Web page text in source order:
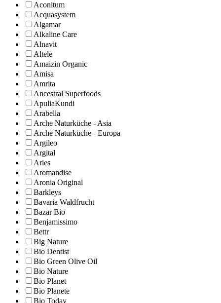
Aconitum
Acquasystem
Algamar
Alkaline Care
Alnavit
Altele
Amaizin Organic
Amisa
Amrita
Ancestral Superfoods
ApuliaKundi
Arabella
Arche Naturküche - Asia
Arche Naturküche - Europa
Argileo
Argital
Aries
Aromandise
Aronia Original
Barkleys
Bavaria Waldfrucht
Bazar Bio
Benjamissimo
Bettr
Big Nature
Bio Dentist
Bio Green Olive Oil
Bio Nature
Bio Planet
Bio Planete
Bio Today